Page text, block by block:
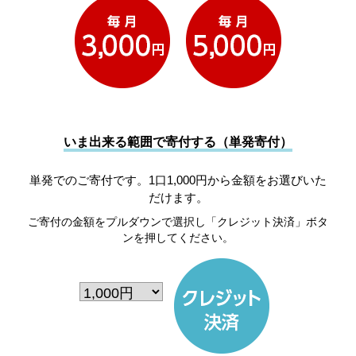
いま出来る範囲で寄付する（単発寄付）
単発でのご寄付です。1口1,000円から金額をお選びいた
だけます。
ご寄付の金額をプルダウンで選択し「クレジット決済」ボタ
ンを押してください。